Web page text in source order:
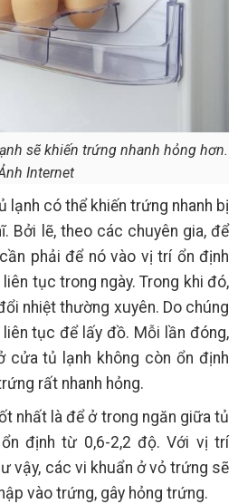
sẽ khiến trứng nhanh hỏng hơn.
Internet
có thể khiến trứng nhanh bị
Bởi lẽ, theo các chuyên gia, để
phải để nó vào vị trí ổn định
tục trong ngày. Trong khi đó,
nhiệt thường xuyên. Do chúng
tục để lấy đồ. Mỗi lần đóng,
cửa tủ lạnh không còn ổn định
rất nhanh hỏng.
nhất là để ở trong ngăn giữa tủ
định từ 0,6-2,2 độ. Với vị trí
vậy, các vi khuẩn ở vỏ trứng sẽ
vào trứng, gây hỏng trứng.